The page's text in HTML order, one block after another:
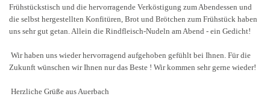
Frühstückstisch und die hervorragende Verköstigung zum Abendessen und
die selbst hergestellten Konfitüren, Brot und Brötchen zum Frühstück haben
uns sehr gut getan. Allein die Rindfleisch-Nudeln am Abend - ein Gedicht!
Wir haben uns wieder hervorragend aufgehoben gefühlt bei Ihnen. Für die
Zukunft wünschen wir Ihnen nur das Beste ! Wir kommen sehr gerne wieder!
Herzliche Grüße aus Auerbach